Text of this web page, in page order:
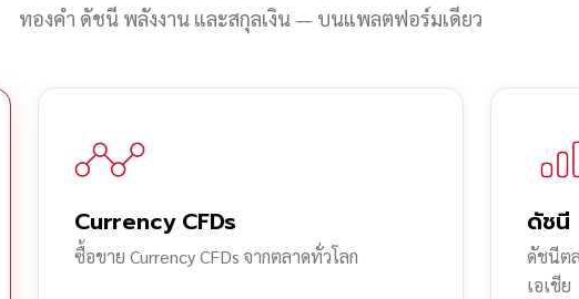
ทองคำ ดัชนี พลังงาน และสกุลเงิน — บนแพลตฟอร์มเดียว
Currency CFDs
ซื้อขาย Currency CFDs จากตลาดทั่วโลก
ดัชนี
ดัชนีต
เอเชีย